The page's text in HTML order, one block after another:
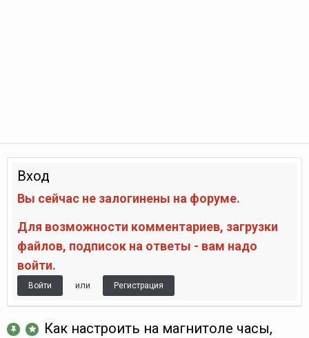
Вход
Вы сейчас не залогинены на форуме.
Для возможности комментариев, загрузки
файлов, подписок на ответы - вам надо
войти.
Войти или Регистрация
Как настроить на магнитоле часы,